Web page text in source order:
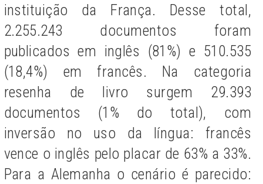
instituição da França. Desse total,
2.255.243 documentos foram
publicados em inglês (81%) e 510.535
(18,4%) em francês. Na categoria
resenha de livro surgem 29.393
documentos (1% do total), com
inversão no uso da língua: francês
vence o inglês pelo placar de 63% a 33%.
Para a Alemanha o cenário é parecido: